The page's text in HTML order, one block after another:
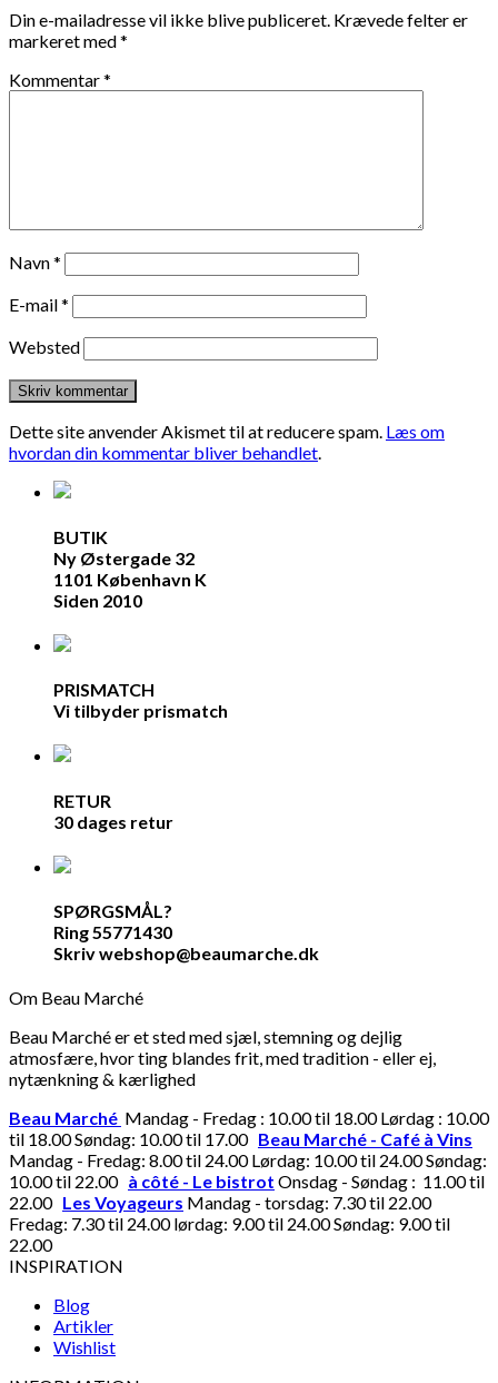
Din e-mailadresse vil ikke blive publiceret. Krævede felter er
markeret med*
Kommentar*
Navn*
E-mail*
Websted
Dette site anvender Akismet til at reducere spam. Læs om
hvordan din kommentar bliver behandlet.
BUTIK
Ny Østergade 32
1101 København K
Siden 2010
PRISMATCH
Vi tilbyder prismatch
RETUR
30 dages retur
SPØRGSMÅL?
Ring 55771430
Skriv webshop@beaumarche.dk
Om Beau Marché
Beau Marché er et sted med sjæl, stemning og dejlig
atmosfære, hvor ting blandes frit, med tradition - eller ej,
nytænkning & kærlighed
Beau Marché Mandag - Fredag : 10.00 til 18.00 Lørdag : 10.00
til 18.00 Søndag: 10.00 til 17.00 Beau Marché - Café à Vins
Mandag - Fredag: 8.00 til 24.00 Lørdag: 10.00 til 24.00 Søndag:
10.00 til 22.00 à côté - Le bistrot Onsdag - Søndag : 11.00 til
22.00 Les Voyageurs Mandag - torsdag: 7.30 til 22.00
Fredag: 7.30 til 24.00 lørdag: 9.00 til 24.00 Søndag: 9.00 til
22.00
INSPIRATION
Blog
Artikler
Wishlist